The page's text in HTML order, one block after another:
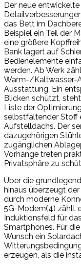
Der neue
das Bett im
Beispiel ein Teil der
eine größere
Bank lagert auf
Bedienelemente
werden. Ab Werk
Warm-/Kaltwasser-
Ausstattung. Ein
Blicken schützt,
Liste der
selbstfaltender Stoff
Aufstelldachs. Der
dazugehörigen
zugänglichen
Vorhänge treten
Privatsphäre zu
Über die
hinaus überzeugt
durch moderne
5G-Modem(4) zählt
Induktionsfeld für
Smartphones. Für
Wunsch ein
erzeugen, als die